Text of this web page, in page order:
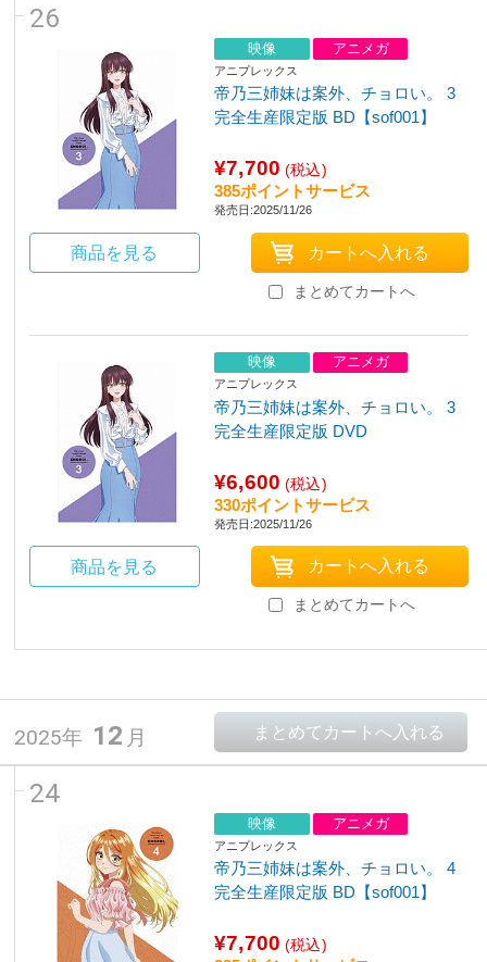
26
映像 アニメガ
アニプレックス
帝乃三姉妹は案外、チョロい。 3
完全生産限定版 BD【sof001】
¥7,700 (税込)
385ポイントサービス
発売日:2025/11/26
商品を見る
まとめてカートへ
映像 アニメガ
アニプレックス
帝乃三姉妹は案外、チョロい。 3
完全生産限定版 DVD
¥6,600 (税込)
330ポイントサービス
発売日:2025/11/26
商品を見る
まとめてカートへ
2025年 12 月
24
映像 アニメガ
アニプレックス
帝乃三姉妹は案外、チョロい。 4
完全生産限定版 BD【sof001】
¥7,700 (税込)